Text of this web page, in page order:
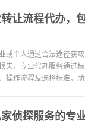
让流程代办，
或个人通过合法途径获
失。专业代办服务通过
操作流程及选择标准，
侦探服务的专